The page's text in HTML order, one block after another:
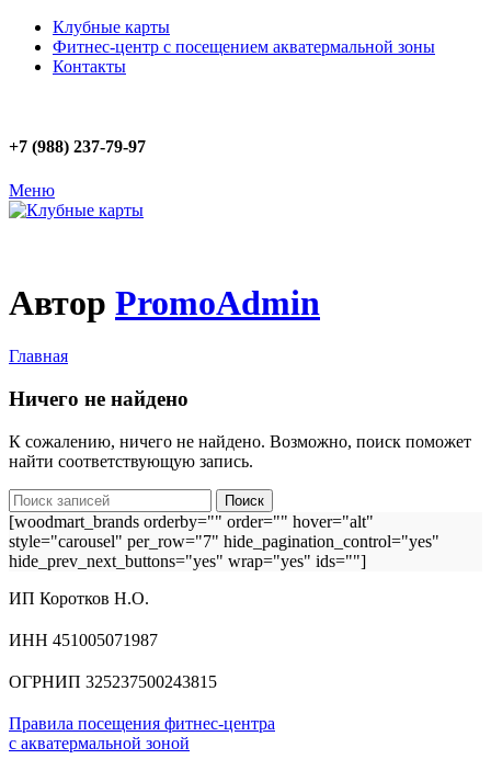
Клубные карты
Фитнес-центр с посещением акватермальной зоны
Контакты
+7 (988) 237-79-97
Меню
Автор PromoAdmin
Главная
Ничего не найдено
К сожалению, ничего не найдено. Возможно, поиск поможет
найти соответствующую запись.
Поиск
[woodmart_brands orderby="" order="" hover="alt"
style="carousel" per_row="7" hide_pagination_control="yes"
hide_prev_next_buttons="yes" wrap="yes" ids=""]
ИП Коротков Н.О.
ИНН 451005071987
ОГРНИП 325237500243815
Правила посещения фитнес-центра
с акватермальной зоной